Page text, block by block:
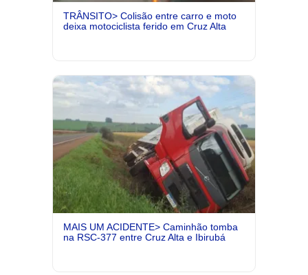
TRÂNSITO> Colisão entre carro e moto
deixa motociclista ferido em Cruz Alta
MAIS UM ACIDENTE> Caminhão tomba
na RSC-377 entre Cruz Alta e Ibirubá